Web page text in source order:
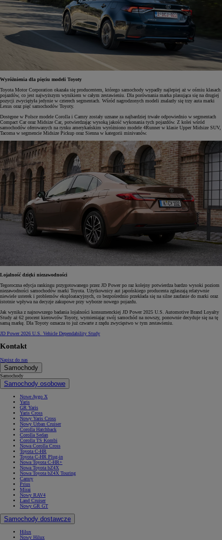
Wyróżnienia dla pięciu modeli Toyoty
Toyota Motor Corporation okazała się producentem, którego samochody wypadły najlepiej aż w ośmiu klasach
pojazdów, co jest najwyższym wynikiem w całym zestawieniu. Dla porównania marka plasująca się na drugiej
pozycji zwyciężyła jedynie w czterech segmentach. Wśród nagrodzonych modeli znalazły się trzy auta marki
Lexus oraz pięć samochodów Toyoty.
Dostępne w Polsce modele Corolla i Camry zostały uznane za najbardziej trwałe odpowiednio w segmentach
Compact Car oraz Midsize Car, potwierdzając wysoką jakość wykonania tych pojazdów. Z kolei wśród
samochodów oferowanych na rynku amerykańskim wyróżniono modele 4Runner w klasie Upper Midsize SUV,
Tacoma w segmencie Midsize Pickup oraz Sienna w kategorii minivanów.
Lojalność dzięki niezawodności
Tegoroczna edycja rankingu przygotowanego przez JD Power po raz kolejny potwierdza bardzo wysoki poziom
niezawodności samochodów marki Toyota. Użytkownicy aut japońskiego producenta zgłaszają relatywnie
niewiele usterek i problemów eksploatacyjnych, co bezpośrednio przekłada się na silne zaufanie do marki oraz
istotnie wpływa na decyzje zakupowe przy wyborze nowego pojazdu.
Jak wynika z najnowszego badania lojalności konsumenckiej JD Power 2025 U.S. Automotive Brand Loyalty
Study aż 62 procent kierowców Toyoty, wymieniając swój samochód na nowszy, ponownie decyduje się na tę
samą markę. Dla Toyoty oznacza to już czwarte z rzędu zwycięstwo w tym zestawieniu.
JD Power 2026 U.S. Vehicle Dependability Study
Kontakt
Napisz do nas
Samochody
Samochody
Samochody osobowe
Nowe Aygo X
Yaris
GR Yaris
Yaris Cross
Nowy Yaris Cross
Nowy Urban Cruiser
Corolla Hatchback
Corolla Sedan
Corolla TS Kombi
Nowa Corolla Cross
Toyota C-HR
Toyota C-HR Plug-in
Nowa Toyota C-HR+
Nowa Toyota bZ4X
Nowa Toyota bZ4X Touring
Camry
Prius
Mirai
Nowy RAV4
Land Cruiser
Nowy GR GT
Samochody dostawcze
Hilux
Nowy Hilux